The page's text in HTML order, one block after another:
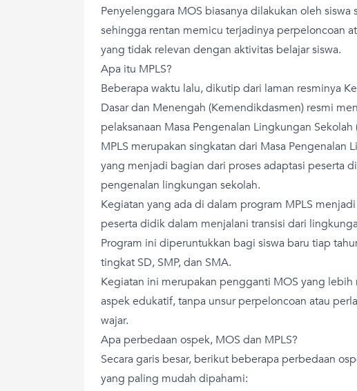
Penyelenggara MOS biasanya dilakukan oleh siswa
sehingga rentan memicu terjadinya perpeloncoan
yang tidak relevan dengan aktivitas belajar siswa.
Apa itu MPLS?
Beberapa waktu lalu, dikutip dari laman resminya
Dasar dan Menengah (Kemendikdasmen) resmi
pelaksanaan Masa Pengenalan Lingkungan Sekolah
MPLS merupakan singkatan dari Masa Pengenalan
yang menjadi bagian dari proses adaptasi peserta
pengenalan lingkungan sekolah.
Kegiatan yang ada di dalam program MPLS
peserta didik dalam menjalani transisi dari
Program ini diperuntukkan bagi siswa baru tiap
tingkat SD, SMP, dan SMA.
Kegiatan ini merupakan pengganti MOS yang lebih
aspek edukatif, tanpa unsur perpeloncoan atau
wajar.
Apa perbedaan ospek, MOS dan MPLS?
Secara garis besar, berikut beberapa perbedaan
yang paling mudah dipahami: